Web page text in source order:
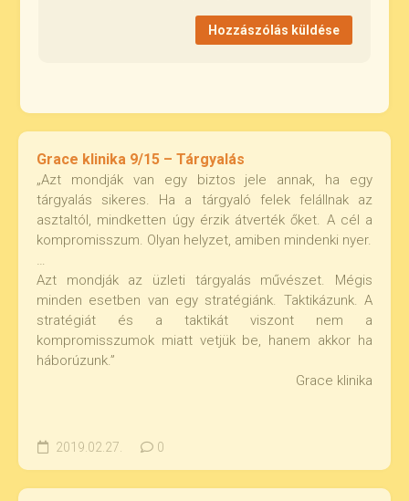
Grace klinika 9/15 – Tárgyalás
„Azt mondják van egy biztos jele annak, ha egy
tárgyalás sikeres. Ha a tárgyaló felek felállnak az
asztaltól, mindketten úgy érzik átverték őket. A cél a
kompromisszum. Olyan helyzet, amiben mindenki nyer.
…
Azt mondják az üzleti tárgyalás művészet. Mégis
minden esetben van egy stratégiánk. Taktikázunk. A
stratégiát és a taktikát viszont nem a
kompromisszumok miatt vetjük be, hanem akkor ha
háborúzunk.”
Grace klinika
2019.02.27. 0